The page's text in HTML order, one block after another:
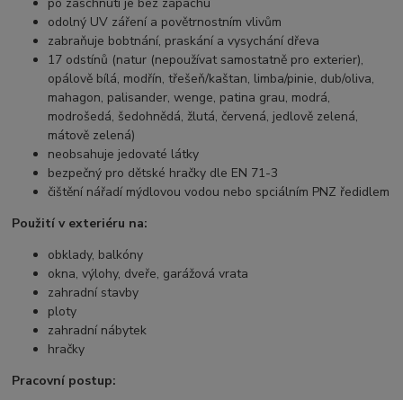
po zaschnutí je bez zápachu
odolný UV záření a povětrnostním vlivům
zabraňuje bobtnání, praskání a vysychání dřeva
17 odstínů (natur (nepoužívat samostatně pro exterier),
opálově bílá, modřín, třešeň/kaštan, limba/pinie, dub/oliva,
mahagon, palisander, wenge, patina grau, modrá,
modrošedá, šedohnědá, žlutá, červená, jedlově zelená,
mátově zelená)
neobsahuje jedovaté látky
bezpečný pro dětské hračky dle EN 71-3
čištění nářadí mýdlovou vodou nebo spciálním PNZ ředidlem
Použití v exteriéru na:
obklady, balkóny
okna, výlohy, dveře, garážová vrata
zahradní stavby
ploty
zahradní nábytek
hračky
Pracovní postup: